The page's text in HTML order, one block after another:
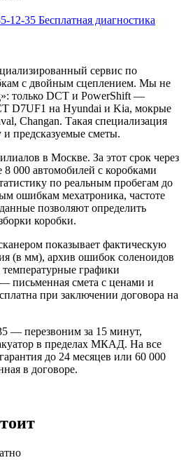
12-35 Бесплатная диагностика
сервис по
с двойным сцеплением. Мы не
только DCT и PowerShift —
D7UF1 на Hyundai и Kia, мокрые
Changan. Такая специализация
и предсказуемые сметы.
в Москве. За этот срок через
000 автомобилей с коробками
по реальным пробегам до
ошибкам мехатроника, частоте
позволяют определить
коробки.
показывает фактическую
(в мм), архив ошибок соленоидов
графики
письменная смета с ценами и
при заключении договора на
— перезвоним за 15 минут,
в пределах МКАД. На все
до 24 месяцев или 60 000
в договоре.